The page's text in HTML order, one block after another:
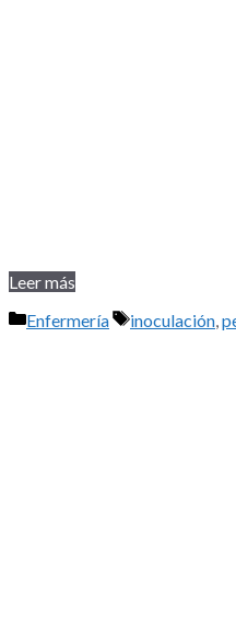
Leer más
Categorías
Enfermería Etiquetas
inoculación